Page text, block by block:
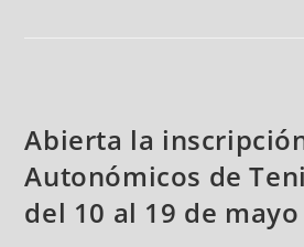
Abierta la
Autonómicos de
del 10 al 19 de mayo